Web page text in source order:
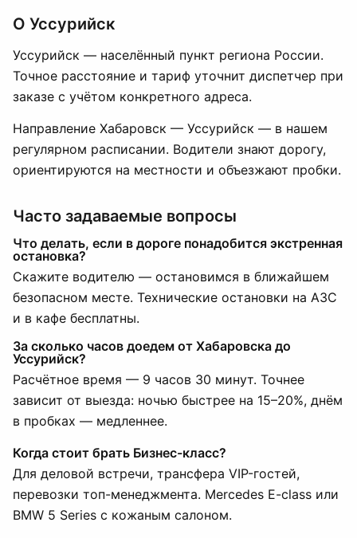
О Уссурийск
Уссурийск — населённый пункт региона России.
Точное расстояние и тариф уточнит диспетчер при
заказе с учётом конкретного адреса.
Направление Хабаровск — Уссурийск — в нашем
регулярном расписании. Водители знают дорогу,
ориентируются на местности и объезжают пробки.
Часто задаваемые вопросы
Что делать, если в дороге понадобится экстренная
остановка?
Скажите водителю — остановимся в ближайшем
безопасном месте. Технические остановки на АЗС
и в кафе бесплатны.
За сколько часов доедем от Хабаровска до
Уссурийск?
Расчётное время — 9 часов 30 минут. Точнее
зависит от выезда: ночью быстрее на 15–20%, днём
в пробках — медленнее.
Когда стоит брать Бизнес-класс?
Для деловой встречи, трансфера VIP-гостей,
перевозки топ-менеджмента. Mercedes E-class или
BMW 5 Series с кожаным салоном.